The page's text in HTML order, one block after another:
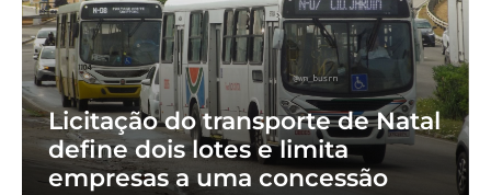
Licitação do transporte de Natal
define dois lotes e limita
empresas a uma concessão